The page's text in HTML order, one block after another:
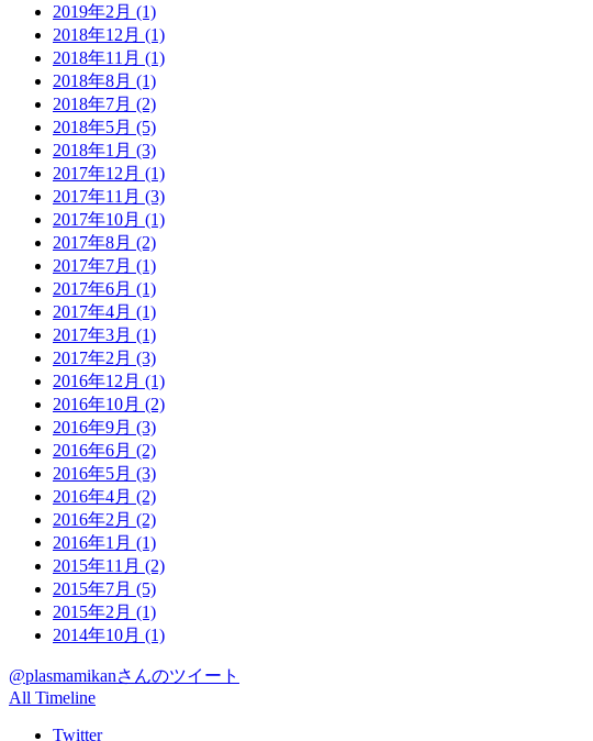
2019年2月 (1)
2018年12月 (1)
2018年11月 (1)
2018年8月 (1)
2018年7月 (2)
2018年5月 (5)
2018年1月 (3)
2017年12月 (1)
2017年11月 (3)
2017年10月 (1)
2017年8月 (2)
2017年7月 (1)
2017年6月 (1)
2017年4月 (1)
2017年3月 (1)
2017年2月 (3)
2016年12月 (1)
2016年10月 (2)
2016年9月 (3)
2016年6月 (2)
2016年5月 (3)
2016年4月 (2)
2016年2月 (2)
2016年1月 (1)
2015年11月 (2)
2015年7月 (5)
2015年2月 (1)
2014年10月 (1)
@plasmamikanさんのツイート
All Timeline
Twitter